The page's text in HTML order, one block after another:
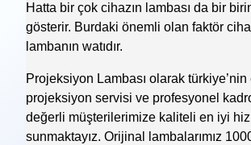
Hatta bir çok cihazın lambası da bir
gösterir. Burdaki önemli olan faktör
lambanın watıdır.
Projeksiyon Lambası olarak türkiye’nin
projeksiyon servisi ve profesyonel
değerli müşterilerimize kaliteli en iyi
sunmaktayız. Orijinal lambalarımız